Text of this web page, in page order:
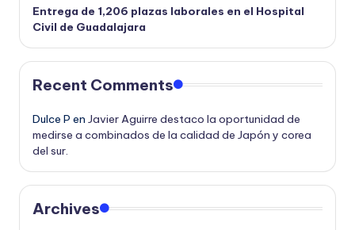
Entrega de 1,206 plazas laborales en el Hospital
Civil de Guadalajara
Recent Comments
Dulce P en Javier Aguirre destaco la oportunidad de
medirse a combinados de la calidad de Japón y corea
del sur.
Archives